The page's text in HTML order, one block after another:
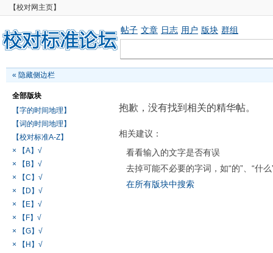
【校对网主页】
帖子 文章 日志 用户 版块 群组
« 隐藏侧边栏
全部版块
【字的时间地理】
【词的时间地理】
【校对标准A-Z】
× 【A】√
× 【B】√
× 【C】√
× 【D】√
× 【E】√
× 【F】√
× 【G】√
× 【H】√
抱歉，没有找到相关的精华帖。
相关建议：
看看输入的文字是否有误
去掉可能不必要的字词，如“的”、“什么
在所有版块中搜索